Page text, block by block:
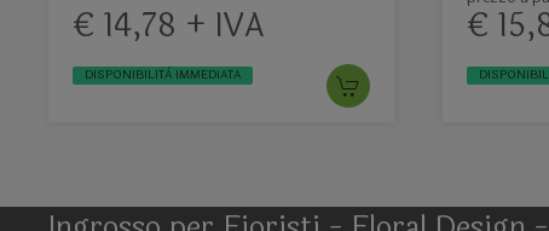
€ 14,78 + IVA
DISPONIBILITÀ IMMEDIATA
€